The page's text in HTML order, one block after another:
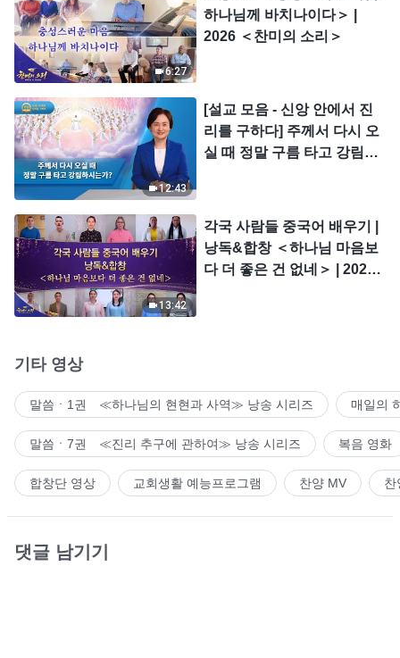
6:27
하나님께 바치나이다＞ |
2026 ＜찬미의 소리＞
12:43
[설교 모음 - 신앙 안에서 진
리를 구하다] 주께서 다시 오
실 때 정말 구름 타고 강림하
13:42
각국 사람들 중국어 배우기 |
낭독&합창 ＜하나님 마음보
다 더 좋은 건 없네＞ | 2026
기타 영상
말씀ㆍ1권 ≪하나님의 현현과 사역≫ 낭송 시리즈 매일의
말씀ㆍ7권 ≪진리 추구에 관하여≫ 낭송 시리즈 복음 영화
합창단 영상 교회생활 예능프로그램 찬양 MV 찬
댓글 남기기